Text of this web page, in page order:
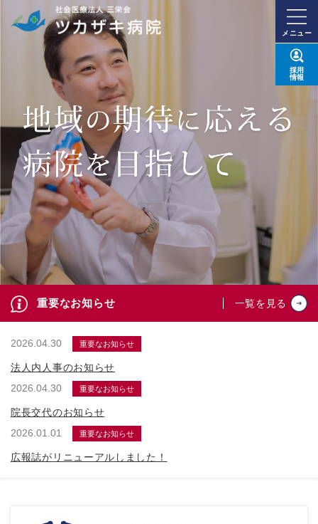
メニュー
採用
情報
重要なお知らせ 一覧を見る
2026.04.30 重要なお知らせ
法人内人事のお知らせ
2026.04.30
重要なお知らせ
院長交代のお知らせ
2026.01.01
重要なお知らせ
広報誌がリニューアルしました！